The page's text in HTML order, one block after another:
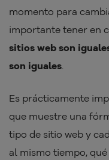
momento para
importante tener en
sitios web son
son iguales
Es prácticamente
que muestre una
tipo de sitio web y
al mismo tiempo,